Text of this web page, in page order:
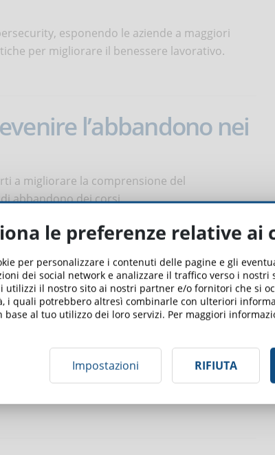
esponendo le aziende a maggiori
per migliorare il benessere lavorativo.
l’abbandono nei
a migliorare la comprensione del
abbandono dei corsi.
2024
sta ridefinendo
il mondo dell’istruzione. Cerchiamo di
le preferenze relative ai
per personalizzare i contenuti delle pagine e gli
dei social network e analizzare il traffico verso i nostri
utilizzi il nostro sito ai nostri partner e/o fornitori che si
i quali potrebbero altresì combinarle con ulteriori
al tuo utilizzo dei loro servizi. Per maggiori
Impostazioni RIFIUTA